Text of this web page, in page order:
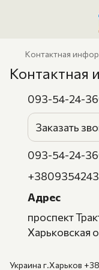
Контактная
Контактная
093-54-24-
Заказать
093-54-24-
Адрес
проспект
Харьковская
Украина г.Харьков